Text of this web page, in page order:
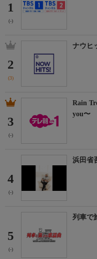
1
(-)
2
(3)
ナウヒ
3
(-)
Rain
you〜
4
(-)
浜田省
5
(-)
列車で